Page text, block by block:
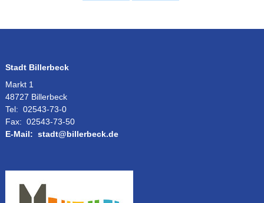
Stadt Billerbeck
Markt 1
48727 Billerbeck
Tel: 02543-73-0
Fax: 02543-73-50
E-Mail: stadt@billerbeck.de